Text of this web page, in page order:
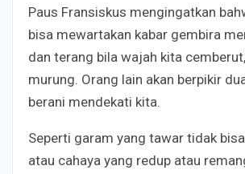
Paus Fransiskus mengingatkan
bisa mewartakan kabar gembira
dan terang bila wajah kita
murung. Orang lain akan berpikir
berani mendekati kita.
Seperti garam yang tawar tidak
atau cahaya yang redup atau